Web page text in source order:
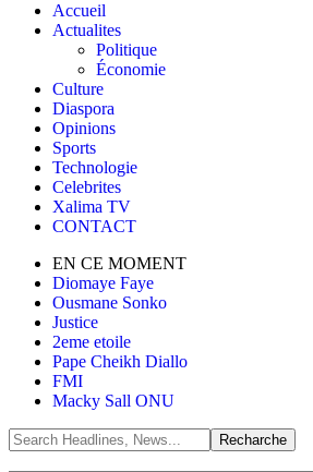
Accueil
Actualites
Politique
Économie
Culture
Diaspora
Opinions
Sports
Technologie
Celebrites
Xalima TV
CONTACT
EN CE MOMENT
Diomaye Faye
Ousmane Sonko
Justice
2eme etoile
Pape Cheikh Diallo
FMI
Macky Sall ONU